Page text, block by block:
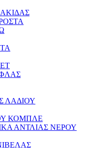
ΛΑΔΙΟΥ
ΚΟΜΠΛΕ
ΑΝΤΛΙΑΣ ΝΕΡΟΥ